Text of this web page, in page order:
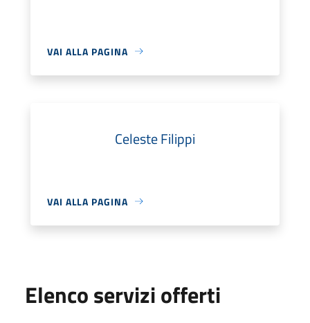
VAI ALLA PAGINA
Celeste Filippi
VAI ALLA PAGINA
Elenco servizi offerti